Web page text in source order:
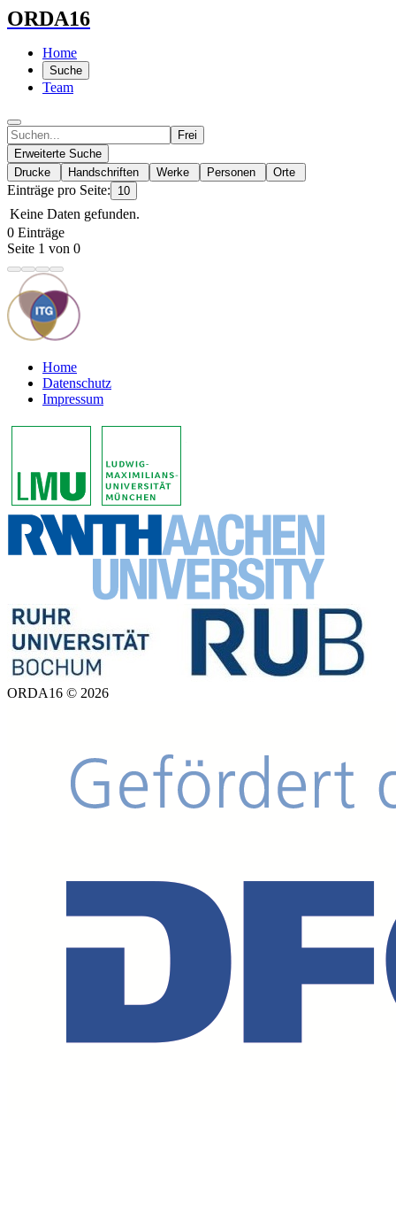
ORDA16
Home
Suche
Team
Frei
Erweiterte Suche
Drucke
Handschriften Werke Personen Orte
Einträge pro Seite: 10
Keine Daten gefunden.
0 Einträge
Seite 1 von 0
Home
Datenschutz
Impressum
ORDA16 © 2026